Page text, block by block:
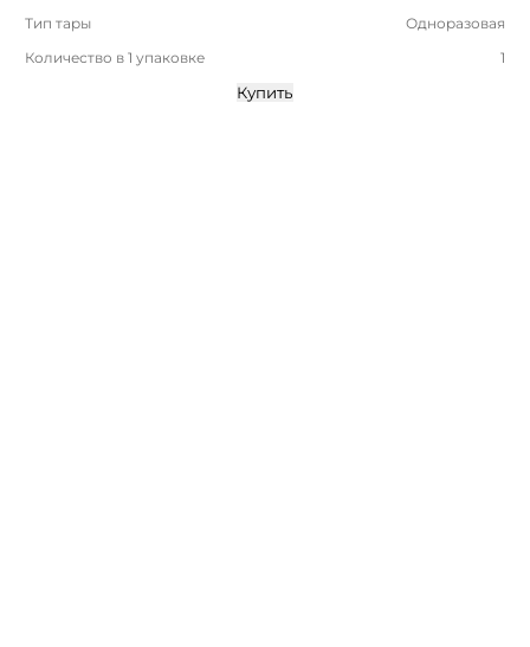
Тип тары
Одноразовая
Количество в 1 упаковке
1
Купить